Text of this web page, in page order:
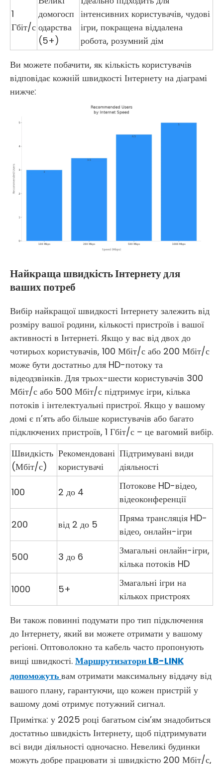
1
Гбіт/с
домогосп
одарства
(5+)
інтенсивних користувачів, чудові
ігри, покращена віддалена
робота, розумний дім
Ви можете побачити, як кількість користувачів
відповідає кожній швидкості Інтернету на діаграмі
нижче:
Найкраща швидкість Інтернету для
ваших потреб
Вибір найкращої швидкості Інтернету залежить від
розміру вашої родини, кількості пристроїв і вашої
активності в Інтернеті. Якщо у вас від двох до
чотирьох користувачів, 100 Мбіт/с або 200 Мбіт/с
може бути достатньо для HD-потоку та
відеодзвінків. Для трьох-шести користувачів 300
Мбіт/с або 500 Мбіт/с підтримує ігри, кілька
потоків і інтелектуальні пристрої. Якщо у вашому
домі є п’ять або більше користувачів або багато
підключених пристроїв, 1 Гбіт/с – це вагомий вибір.
Швидкість
(Мбіт/с)
Рекомендовані
користувачі
Підтримувані види
діяльності
100 2 до 4
Потокове HD-відео,
відеоконференції
200 від 2 до 5
Пряма трансляція HD-
відео, онлайн-ігри
500 3 до 6
Змагальні онлайн-ігри,
кілька потоків HD
1000 5+
Змагальні ігри на
кількох пристроях
Ви також повинні подумати про тип підключення
до Інтернету, який ви можете отримати у вашому
регіоні. Оптоволокно та кабель часто пропонують
вищі швидкості. Маршрутизатори LB-LINK
допоможуть вам отримати максимальну віддачу від
вашого плану, гарантуючи, що кожен пристрій у
вашому домі отримує потужний сигнал.
Примітка: у 2025 році багатьом сім’ям знадобиться
достатньо швидкість Інтернету, щоб підтримувати
всі види діяльності одночасно. Невеликі будинки
можуть добре працювати зі швидкістю 200 Мбіт/с,